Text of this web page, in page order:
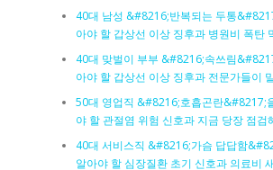
40대 남성 &#8216;반복되는 두통
아야 할 갑상선 이상 징후과 병원비 폭탄
40대 맞벌이 부부 &#8216;속쓰림
아야 할 갑상선 이상 징후과 전문가들이
50대 영업직 &#8216;호흡곤란&#8217;
야 할 관절염 위험 신호과 지금 당장 점검
40대 서비스직 &#8216;가슴 답답함
알아야 할 심장질환 초기 신호과 의료비